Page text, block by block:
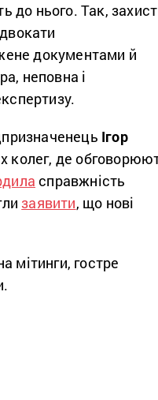
до нього. Так, захист
документами й
неповна і
Ігор
колег, де
справжність
заявити, що нові
мітинги, гостре